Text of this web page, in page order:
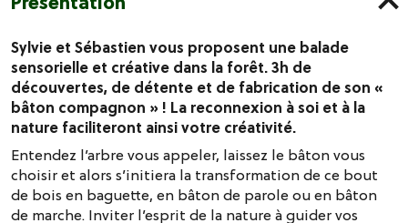
Sylvie et Sébastien vous proposent une balade
sensorielle et créative dans la forêt. 3h de
découvertes, de détente et de fabrication de son «
bâton compagnon » ! La reconnexion à soi et à la
nature faciliteront ainsi votre créativité.
Entendez l’arbre vous appeler, laissez le bâton vous
choisir et alors s’initiera la transformation de ce bout
de bois en baguette, en bâton de parole ou en bâton
de marche. Inviter l’esprit de la nature à guider vos